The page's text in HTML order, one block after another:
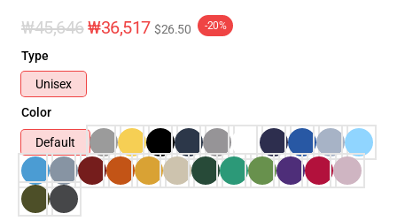
₩45,646₩36,517 $26.50 -20%
Type
Unisex
Color
Default